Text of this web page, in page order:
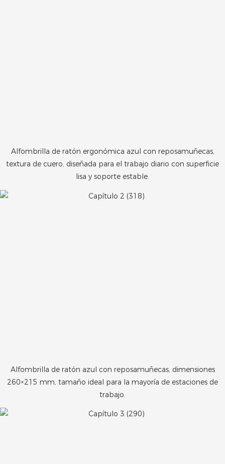
Alfombrilla de ratón ergonómica azul con reposamuñecas,
textura de cuero, diseñada para el trabajo diario con superficie
lisa y soporte estable.
Alfombrilla de ratón azul con reposamuñecas, dimensiones
260×215 mm, tamaño ideal para la mayoría de estaciones de
trabajo.